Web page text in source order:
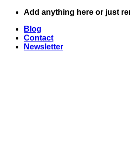
Skip
content
Add anything here or just
Blog
Contact
Newsletter